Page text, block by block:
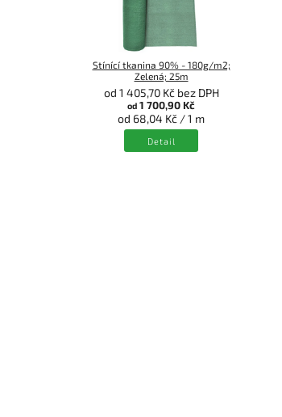
Stínící tkanina 90% - 180g/m2;
Zelená; 25m
od 1 405,70 Kč bez DPH
od 1 700,90 Kč
od 68,04 Kč / 1 m
Detail